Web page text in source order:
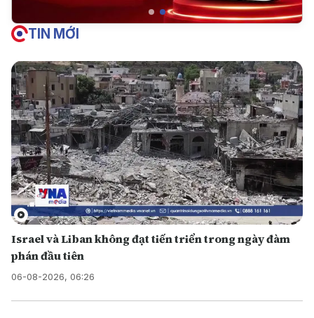
TIN MỚI
Israel và Liban không đạt tiến triển trong ngày đàm
phán đầu tiên
06-08-2026, 06:26